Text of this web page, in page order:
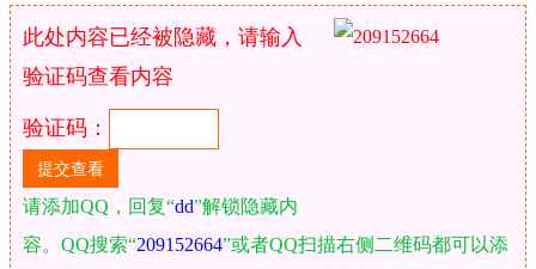
此处内容已经被隐藏，请输入
验证码查看内容
验证码：
请添加QQ，回复“dd”解锁隐藏内
容。QQ搜索“209152664”或者QQ扫描右侧二维码都可以添